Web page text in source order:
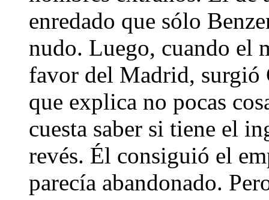
enredado que sólo
nudo. Luego, cuando el
favor del Madrid, surgió
que explica no pocas
cuesta saber si tiene el
revés. Él consiguió el
parecía abandonado.